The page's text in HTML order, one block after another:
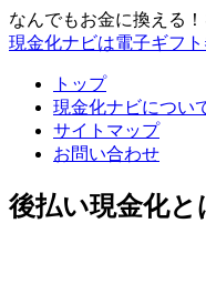
なんでもお金に換える
現金化ナビは電子ギフ
トップ
現金化ナビについ
サイトマップ
お問い合わせ
後払い現金化